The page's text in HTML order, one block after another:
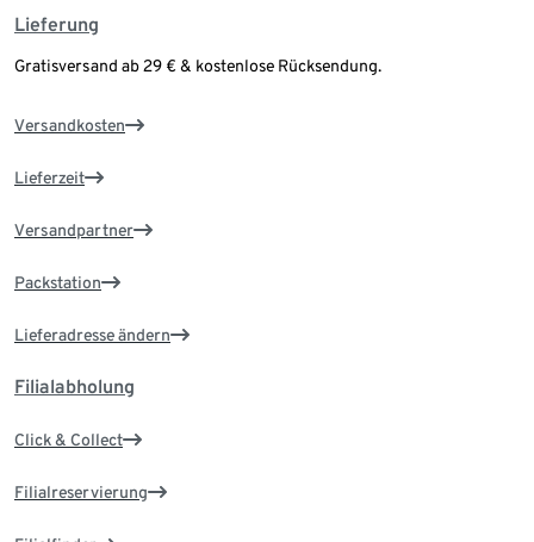
Lieferung
Gratisversand ab 29 € & kostenlose Rücksendung.
Versandkosten
Lieferzeit
Versandpartner
Packstation
Lieferadresse ändern
Filialabholung
Click & Collect
Filialreservierung